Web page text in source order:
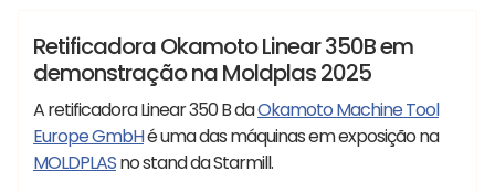
Feiras Notícias
Retificadora Okamoto Linear 350B em
demonstração na Moldplas 2025
A retificadora Linear 350 B daOkamoto Machine Tool
Europe GmbHé uma das máquinas em exposição na
MOLDPLASno stand da Starmill.